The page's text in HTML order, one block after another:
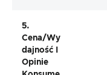
5.
Cena/wy
Dajność I
Opinie